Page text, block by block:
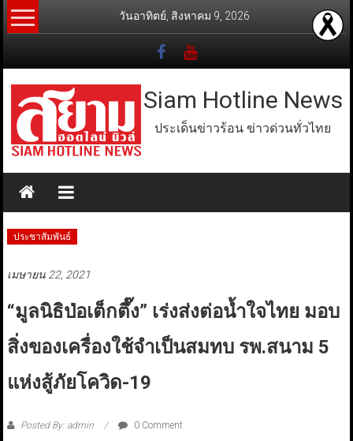
Skip
to
วันอาทิตย์, สิงหาคม 9, 2026
Siam Hotline News
ประเด็นข่าวร้อน ข่าวด่วนทั่วไทย
ประชาสัมพันธ์
เมษายน 22, 2021
“มูลนิธิป่อเต็กตึ๊ง” เร่งส่งต่อน้ำใจไทย มอบ
สิ่งของเครื่องใช้จำเป็นสมทบ รพ.สนาม 5
แห่งสู้ภัยโควิด-19
Posted By: admin 0 Comment